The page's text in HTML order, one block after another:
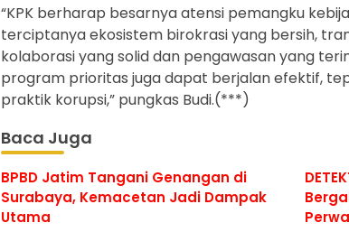
“KPK berharap besarnya atensi pemangku
terciptanya ekosistem birokrasi yang bersih,
kolaborasi yang solid dan pengawasan yang
program prioritas juga dapat berjalan efektif,
praktik korupsi,” pungkas Budi.(***)
Baca Juga
BPBD Jatim Tangani Genangan di
Surabaya, Kemacetan Jadi Dampak
Utama